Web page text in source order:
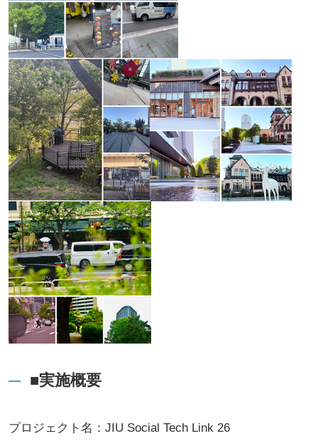
■実施概要
プロジェクト名：JIU Social Tech Link 26